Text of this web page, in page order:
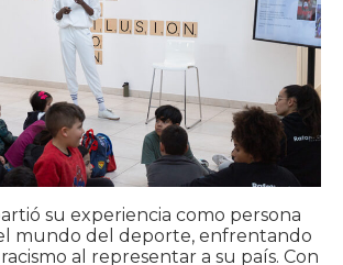
su experiencia como persona
mundo del deporte, enfrentando
al representar a su país. Con